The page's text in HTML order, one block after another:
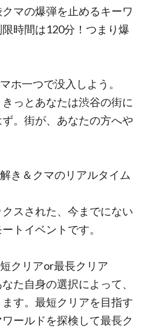
マの爆弾を止めるキーワ
時間は120分！つまり爆
ホ一つで没入しよう。
っとあなたは渋谷の街に
。街が、あなたの方へや
き＆クマのリアルタイム
スされた、今までにない
トイベントです。
クリアor最長クリア
た自身の選択によって、
す。最短クリアを目指す
ールドを探検して最長ク